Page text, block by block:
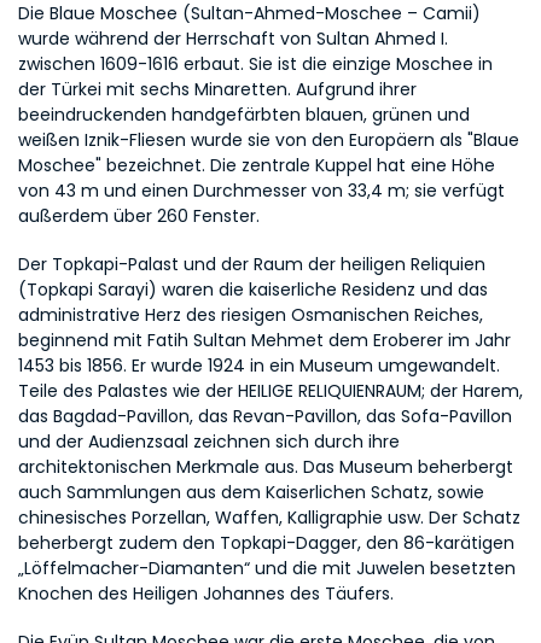
Die Blaue Moschee (Sultan-Ahmed-Moschee – Camii)
wurde während der Herrschaft von Sultan Ahmed I.
zwischen 1609-1616 erbaut. Sie ist die einzige Moschee in
der Türkei mit sechs Minaretten. Aufgrund ihrer
beeindruckenden handgefärbten blauen, grünen und
weißen Iznik-Fliesen wurde sie von den Europäern als "Blaue
Moschee" bezeichnet. Die zentrale Kuppel hat eine Höhe
von 43 m und einen Durchmesser von 33,4 m; sie verfügt
außerdem über 260 Fenster.
Der Topkapi-Palast und der Raum der heiligen Reliquien
(Topkapi Sarayi) waren die kaiserliche Residenz und das
administrative Herz des riesigen Osmanischen Reiches,
beginnend mit Fatih Sultan Mehmet dem Eroberer im Jahr
1453 bis 1856. Er wurde 1924 in ein Museum umgewandelt.
Teile des Palastes wie der HEILIGE RELIQUIENRAUM; der Harem,
das Bagdad-Pavillon, das Revan-Pavillon, das Sofa-Pavillon
und der Audienzsaal zeichnen sich durch ihre
architektonischen Merkmale aus. Das Museum beherbergt
auch Sammlungen aus dem Kaiserlichen Schatz, sowie
chinesisches Porzellan, Waffen, Kalligraphie usw. Der Schatz
beherbergt zudem den Topkapi-Dagger, den 86-karätigen
„Löffelmacher-Diamanten“ und die mit Juwelen besetzten
Knochen des Heiligen Johannes des Täufers.